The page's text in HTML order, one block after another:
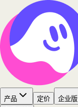
产品 定价 企业版